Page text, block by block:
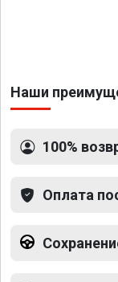
Наши
100%
Оплата